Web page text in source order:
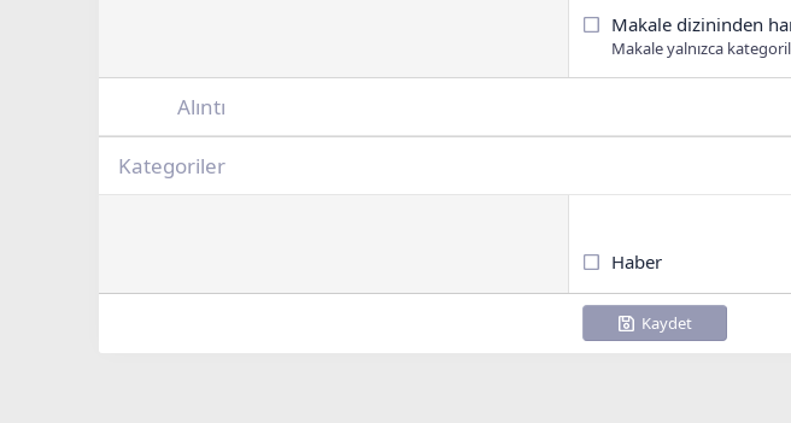
Makale dizininden
Makale yalnızca
Alıntı
Kategoriler
Haber
Kaydet